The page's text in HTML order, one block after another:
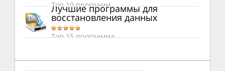
Топ 10 программ
Лучшие программы для
восстановления данных
Топ 15 программа